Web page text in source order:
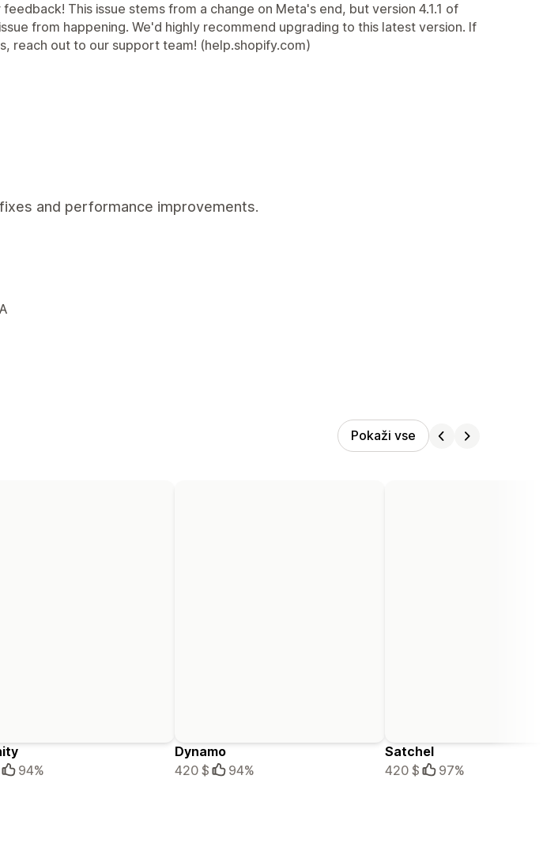
This issue stems from a change on Meta's end, but version 4.1.1 of
from happening. We'd highly recommend upgrading to this latest version. If
reach out to our support team! (help.shopify.com)
and performance improvements.
Pokaži vse
94%
Dynamo
420 $
94%
Satchel
420 $
97%